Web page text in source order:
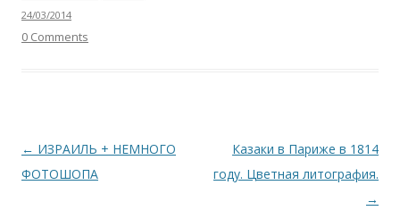
24/03/2014
0 Comments
Навигация
по
← ИЗРАИЛЬ + НЕМНОГО
ФОТОШОПА
Казаки в Париже в 1814
году. Цветная литография.
→